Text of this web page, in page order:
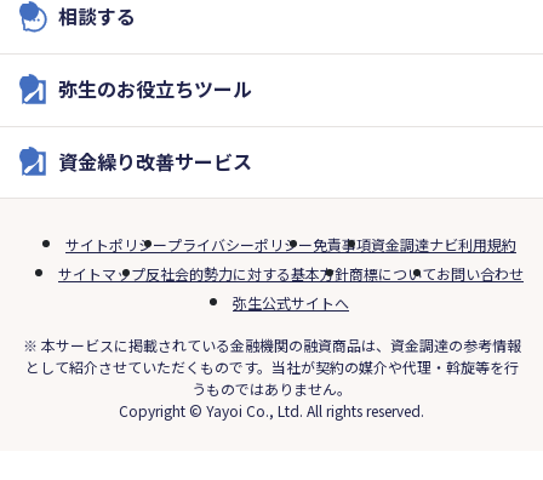
相談する
弥生のお役立ちツール
資金繰り改善サービス
サイトポリシープライバシーポリシー免責事項資金調達ナビ利用規約
サイトマップ反社会的勢力に対する基本方針商標についてお問い合わせ
弥生公式サイトへ
※ 本サービスに掲載されている金融機関の融資商品は、資金調達の参考情報
として紹介させていただくものです。当社が契約の媒介や代理・斡旋等を行
うものではありません。
Copyright © Yayoi Co., Ltd. All rights reserved.